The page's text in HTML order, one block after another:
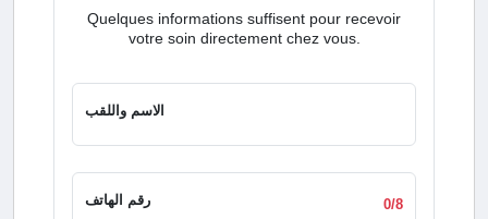
Quelques informations suffisent pour recevoir
votre soin directement chez vous.
الاسم واللقب
رقم الهاتف 0/8